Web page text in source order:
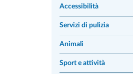
Accessibilità
Servizi di pulizia
Animali
Sport e attività